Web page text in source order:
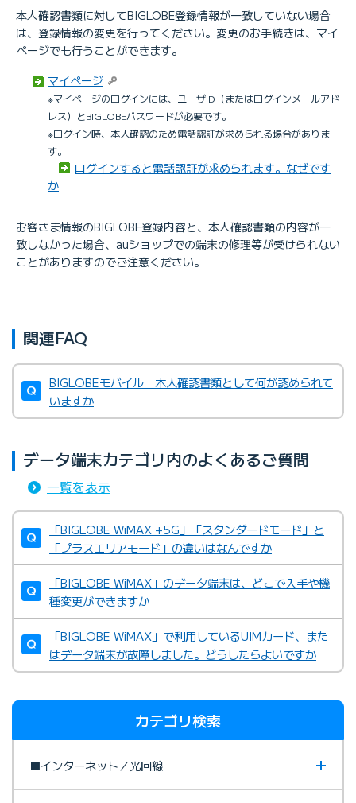
本人確認書類に対してBIGLOBE登録情報が一致していない場合
は、登録情報の変更を行ってください。変更のお手続きは、マイ
ページでも行うことができます。
マイページ
※マイページのログインには、ユーザID（またはログインメールアド
レス）とBIGLOBEパスワードが必要です。
※ログイン時、本人確認のため電話認証が求められる場合がありま
す。
ログインすると電話認証が求められます。なぜです
か
お客さま情報のBIGLOBE登録内容と、本人確認書類の内容が一
致しなかった場合、auショップでの端末の修理等が受けられない
ことがありますのでご注意ください。
関連FAQ
BIGLOBEモバイル 本人確認書類として何が認められて
いますか
データ端末カテゴリ内のよくあるご質問
一覧を表示
「BIGLOBE WiMAX +5G」「スタンダードモード」と
「プラスエリアモード」の違いはなんですか
「BIGLOBE WiMAX」のデータ端末は、どこで入手や機
種変更ができますか
「BIGLOBE WiMAX」で利用しているUIMカード、また
はデータ端末が故障しました。どうしたらよいですか
カテゴリ検索
■インターネット／光回線